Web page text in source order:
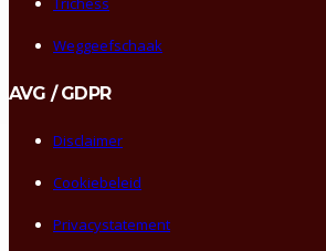
Weggeefschaak
AVG / GDPR
Disclaimer
Cookiebeleid
Privacystatement